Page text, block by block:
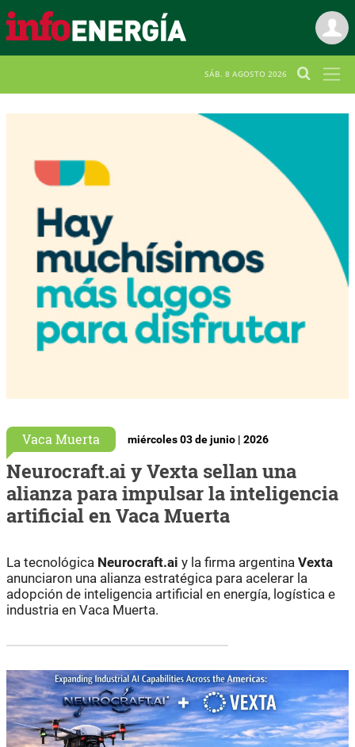
SÁB. 8 AGOSTO 2026
Vaca Muerta miércoles 03 de junio | 2026
Neurocraft.ai y Vexta sellan una
alianza para impulsar la inteligencia
artificial en Vaca Muerta
La tecnológica Neurocraft.ai y la firma argentina Vexta
anunciaron una alianza estratégica para acelerar la
adopción de inteligencia artificial en energía, logística e
industria en Vaca Muerta.